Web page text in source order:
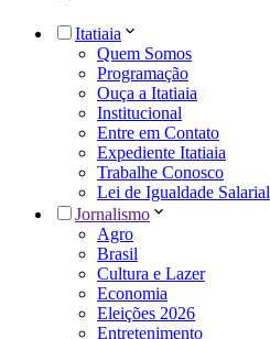
Itatiaia
Quem Somos
Programação
Ouça a Itatiaia
Institucional
Entre em Contato
Expediente Itatiaia
Trabalhe Conosco
Lei de Igualdade Salarial
Jornalismo
Agro
Brasil
Cultura e Lazer
Economia
Eleições 2026
Entretenimento